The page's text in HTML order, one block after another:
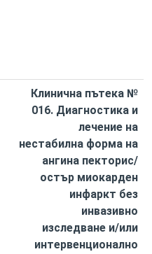
Клинична пътека №
016. Диагностика и
лечение на
нестабилна форма на
ангина пекторис/
остър миокарден
инфаркт без
инвазивно
изследване и/или
интервенционално